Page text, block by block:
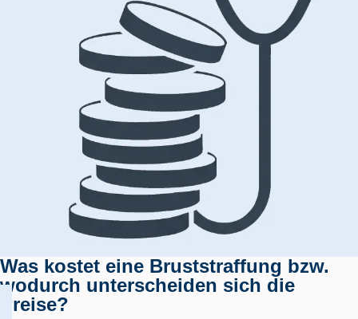
Was kostet eine Bruststraffung bzw.
wodurch unterscheiden sich die
Preise?